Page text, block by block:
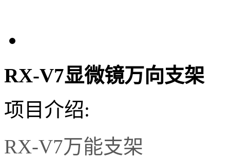
RX-V7显微镜万向支架
项目介绍:
RX-V7万能支架